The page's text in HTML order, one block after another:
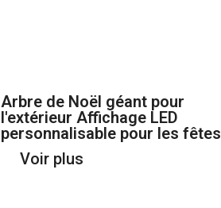
Arbre de Noël géant pour
l'extérieur Affichage LED
personnalisable pour les fêtes
Voir plus